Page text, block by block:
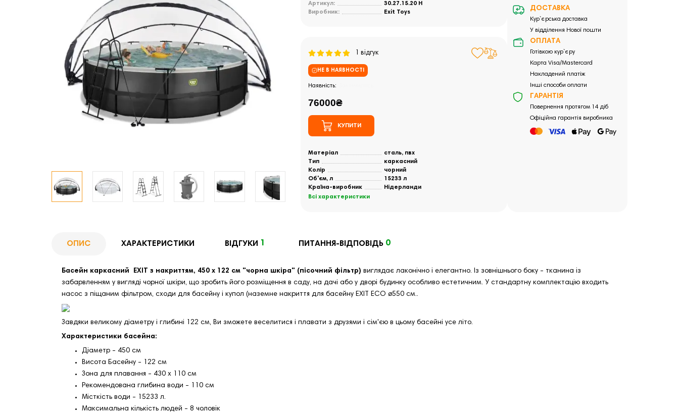
Артикул:
30.27.15.20 Н
Виробник:
Exit Toys
1 відгук
НЕ В НАЯВНОСТІ
76000₴
КУПИТИ
Матеріал
сталь, пвх
Тип
каркасний
Колір
чорний
Об'єм, л
15233 л
Країна-виробник
Нідерланди
Всі характеристики
ДОСТАВКА
Кур`єрська доставка
У відділення Нової пошти
ОПЛАТА
Готівкою кур`єру
Карта Visa/Mastercard
Накладений платіж
Інші способи оплати
ГАРАНТІЯ
Повернення протягом 14 діб
Офіційна гарантія виробника
ОПИС ХАРАКТЕРИСТИКИ ВІДГУКИ 1 ПИТАННЯ-ВІДПОВІДЬ 0
Басейн каркасний EXIT з накриттям, 450 х 122 см "чорна шкіра" (пісочний фільтр) виглядає лаконічно і елегантно. Із зовнішнього боку - тканина із
забарвленням у вигляді чорної шкіри, що зробить його розміщення в саду, на дачі або у дворі будинку особливо естетичним. У стандартну комплектацію входить
насос з піщаним фільтром, сходи для басейну і купол (наземне накриття для басейну EXIT ECO ø550 см..
Завдяки великому діаметру і глибині 122 см, Ви зможете веселитися і плавати з друзями і сім'єю в цьому басейні усе літо.
Характеристики басейна:
Діаметр - 450 см
Висота Басейну - 122 см
Зона для плавання - 430 х 110 см
Рекомендована глибина води - 110 см
Місткість води - 15233 л.
Максимальна кількість людей - 8 чоловік